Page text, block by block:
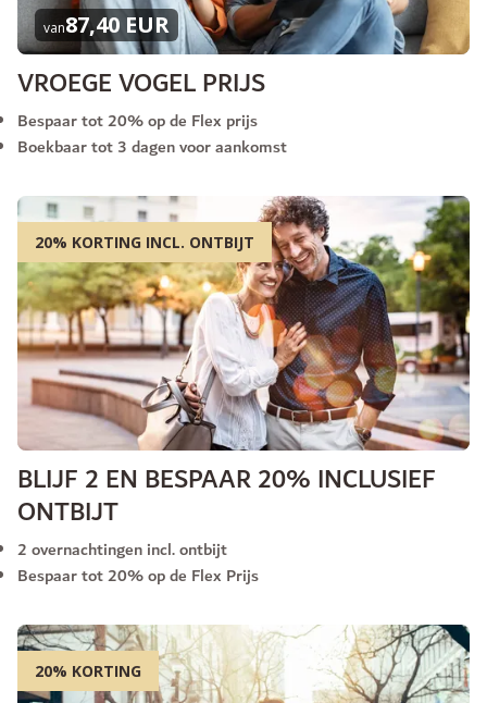
van87,40 EUR
VROEGE VOGEL PRIJS
Bespaar tot 20% op de Flex prijs
Boekbaar tot 3 dagen voor aankomst
20% KORTING INCL. ONTBIJT
BLIJF 2 EN BESPAAR 20% INCLUSIEF
ONTBIJT
2 overnachtingen incl. ontbijt
Bespaar tot 20% op de Flex Prijs
20% KORTING